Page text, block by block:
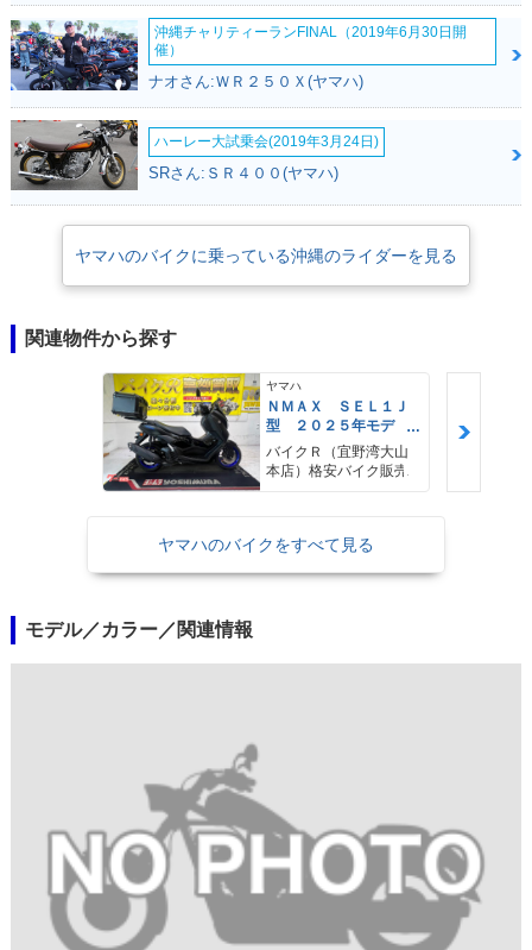
沖縄チャリティーランFINAL（2019年6月30日開
催）
ナオさん:ＷＲ２５０Ｘ(ヤマハ)
ハーレー大試乗会(2019年3月24日)
SRさん:ＳＲ４００(ヤマハ)
ヤマハのバイクに乗っている沖縄のライダーを見る
関連物件から探す
ヤマハ
ＮＭＡＸ ＳＥＬ１Ｊ
型 ２０２５年モデ
ル ＡＢＳ キーレ
ス リアキャリア リ
アＢＯＸ
バイクＲ（宜野湾大山
本店）格安バイク販売
ヤマハのバイクをすべて見る
モデル／カラー／関連情報